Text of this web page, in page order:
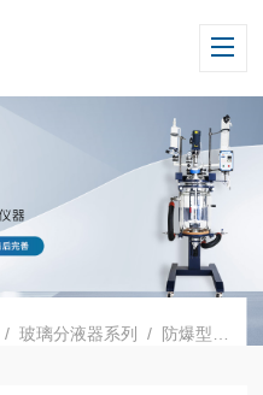
/玻璃分液器系列 / 防爆型玻璃分液器